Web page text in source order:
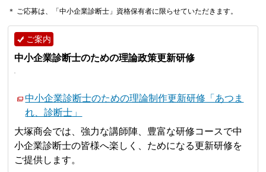
＊ ご応募は、「中小企業診断士」資格保有者に限らせていただきます。
ご案内
中小企業診断士のための理論政策更新研修
中小企業診断士のための理論制作更新研修「あつま
れ、診断士」
大塚商会では、強力な講師陣、豊富な研修コースで中
小企業診断士の皆様へ楽しく、ためになる更新研修を
ご提供します。